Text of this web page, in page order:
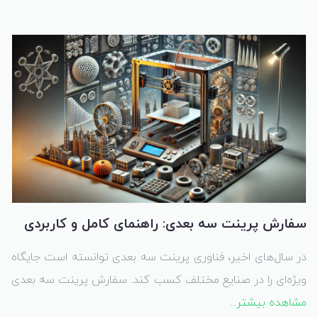
سه بعدی در ماکت‌سازی علاوه بر سرعت بالا و دقت بی‌نظیر،
قابلیت تولید مدل‌های پیچیده و جزئیات ظریف را نیز فراهم
کرده است.
سفارش پرینت سه بعدی: راهنمای کامل و کاربردی
در سال‌های اخیر، فناوری پرینت سه بعدی توانسته است جایگاه
ویژه‌ای را در صنایع مختلف کسب کند. سفارش پرینت سه بعدی
امروزه یکی از راهکارهای اصلی برای تولید قطعات سفارشی،
مشاهده بیشتر...